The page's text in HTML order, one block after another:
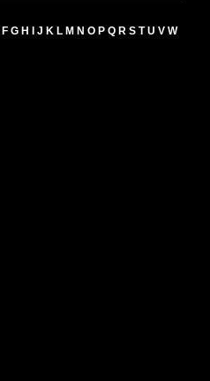
F G H J K L M N O P Q R S T U V W